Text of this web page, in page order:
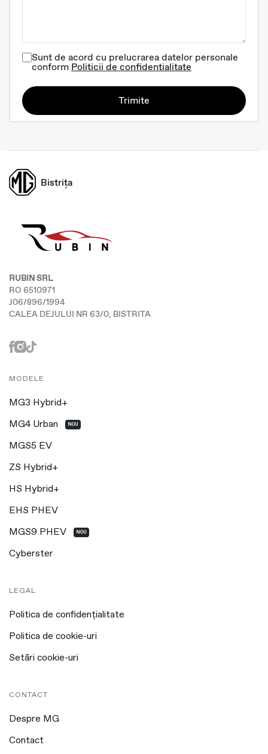
Sunt de acord cu prelucrarea datelor personale
conform Politicii de confidentialitate
Trimite
Bistrița
RUBIN SRL
RO 6510971
J06/896/1994
CALEA DEJULUI NR 63/0, BISTRITA
MODELE
MG3 Hybrid+
MG4 Urban NOU
MGS5 EV
ZS Hybrid+
HS Hybrid+
EHS PHEV
MGS9 PHEV NOU
Cyberster
LEGAL
Politica de confidențialitate
Politica de cookie-uri
Setări cookie-uri
CONTACT
Despre MG
Contact